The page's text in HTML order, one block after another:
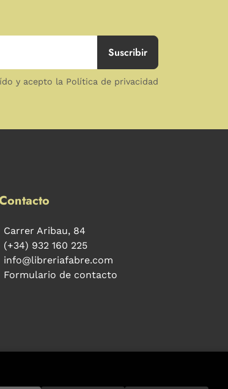
y acepto la Política de privacidad
Carrer Aribau, 84
(+34) 932 160 225
info@libreriafabre.com
Formulario de contacto